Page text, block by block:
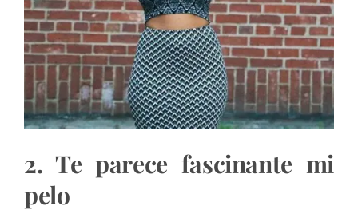
2. Te parece fascinante mi
pelo